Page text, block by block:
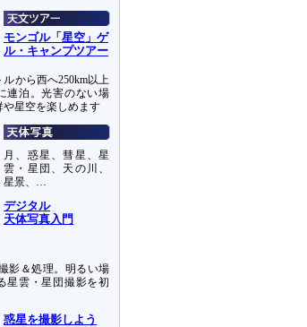
モンゴル「星空」ゲ
ル・キャンプツアー
ルから西へ250km以上
連泊。光害のない場
や星空を楽しめます
月、惑星、彗星、星
雲・星団、天の川、
星景、…
デジタル
天体写真入門
影＆処理。明るい場
星雲・星団撮影を初
惑星を撮影しよう